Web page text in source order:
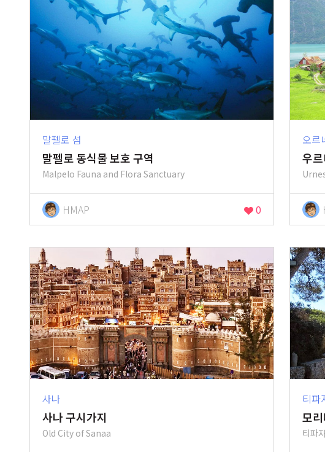
말펠로 섬
말펠로 동식물 보호 구역
Malpelo Fauna and Flora Sanctuary
HMAP 0
오르
우
사나
사나 구시가지
Old City of Sanaa
티파
모
티파